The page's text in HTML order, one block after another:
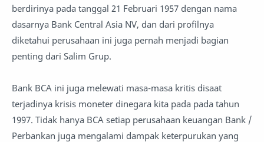
berdirinya pada tanggal 21 Februari 1957 dengan nama
dasarnya Bank Central Asia NV, dan dari profilnya
diketahui perusahaan ini juga pernah menjadi bagian
penting dari Salim Grup.
Bank BCA ini juga melewati masa-masa kritis disaat
terjadinya krisis moneter dinegara kita pada pada tahun
1997. Tidak hanya BCA setiap perusahaan keuangan Bank /
Perbankan juga mengalami dampak keterpurukan yang